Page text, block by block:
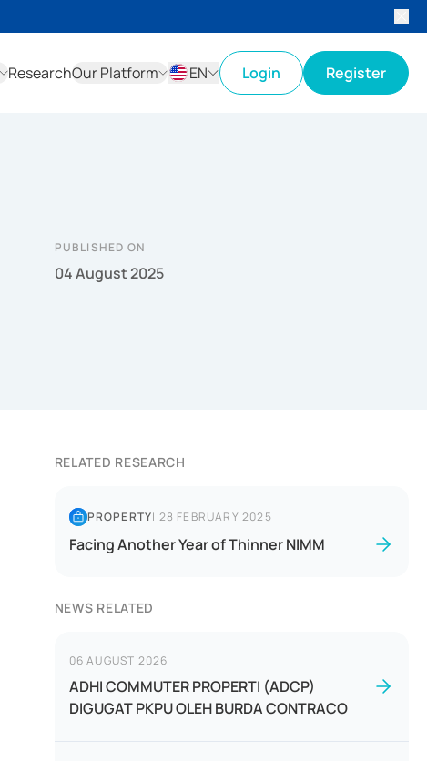
ResearchOur Platform
EN
Login Register
PUBLISHED ON
04 August 2025
RELATED RESEARCH
PROPERTY| 28 FEBRUARY 2025
Facing Another Year of Thinner NIMM
NEWS RELATED
06 AUGUST 2026
ADHI COMMUTER PROPERTI (ADCP)
DIGUGAT PKPU OLEH BURDA CONTRACO